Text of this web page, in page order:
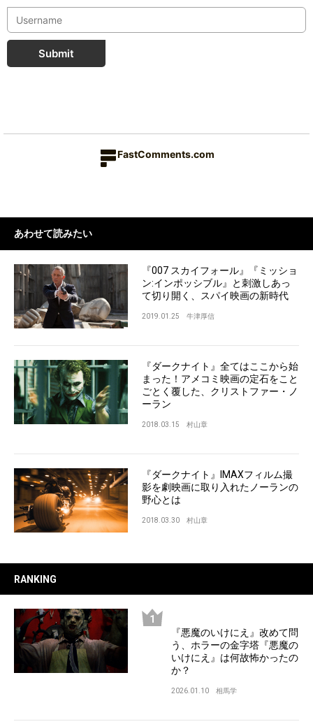
Submit
FastComments.com
あわせて読みたい
『007 スカイフォール』『ミッショ
ン:インポッシブル』と刺激しあっ
て切り開く、スパイ映画の新時代
2019.01.25 牛津厚信
『ダークナイト』全てはここから始
まった！アメコミ映画の定石をこと
ごとく覆した、クリストファー・ノ
ーラン
2018.03.15 村山章
『ダークナイト』IMAXフィルム撮
影を劇映画に取り入れたノーランの
野心とは
2018.03.30 村山章
RANKING
『悪魔のいけにえ』改めて問
う、ホラーの金字塔『悪魔の
いけにえ』は何故怖かったの
か？
2026.01.10 相馬学